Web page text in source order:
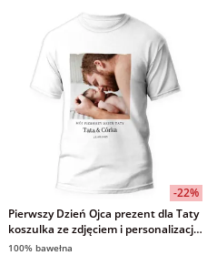
-22%
Pierwszy Dzień Ojca prezent dla Taty
koszulka ze zdjęciem i personalizacją
biała męska
100% bawełna